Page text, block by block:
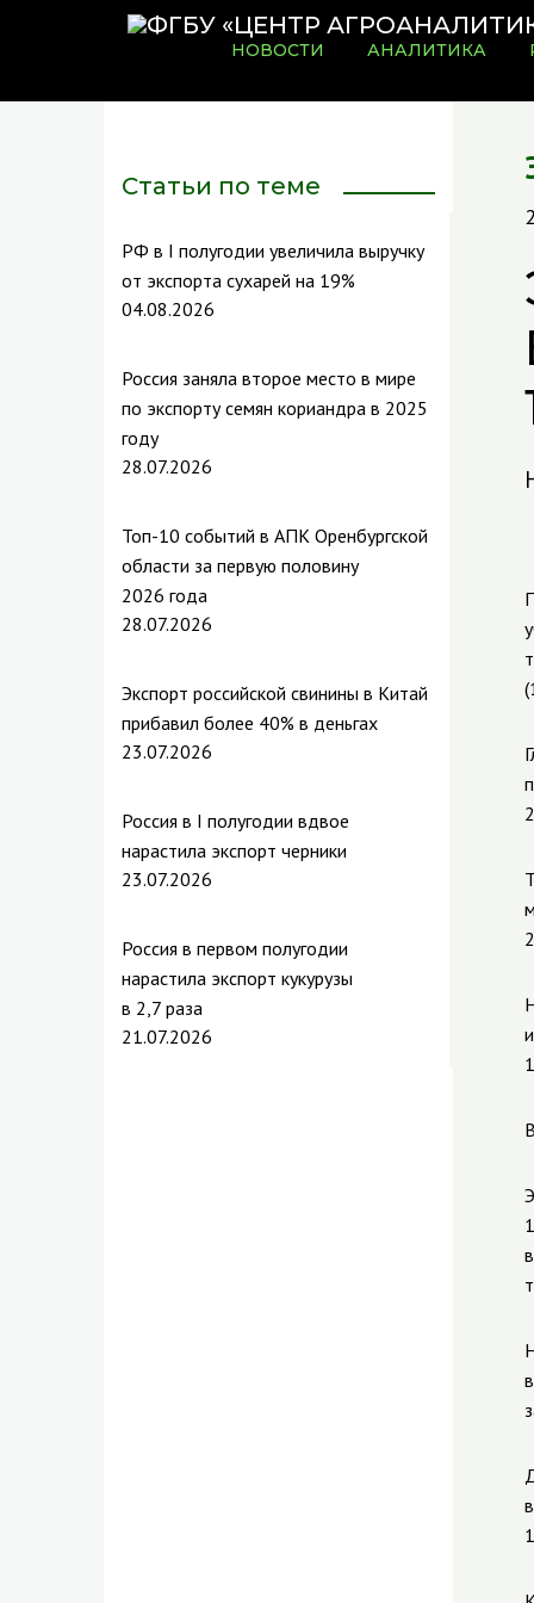
НОВОСТИ АНАЛИТИКА
Статьи по теме
РФ в I полугодии увеличила выручку
от экспорта сухарей на 19%
04.08.2026
Россия заняла второе место в мире
по экспорту семян кориандра в 2025
году
28.07.2026
Топ-10 событий в АПК Оренбургской
области за первую половину
2026 года
28.07.2026
Экспорт российской свинины в Китай
прибавил более 40% в деньгах
23.07.2026
Россия в I полугодии вдвое
нарастила экспорт черники
23.07.2026
Россия в первом полугодии
нарастила экспорт кукурузы
в 2,7 раза
21.07.2026